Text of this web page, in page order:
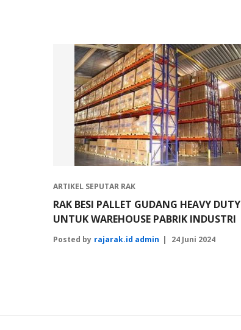
ARTIKEL SEPUTAR RAK
RAK BESI PALLET GUDANG HEAVY DUTY
UNTUK WAREHOUSE PABRIK INDUSTRI
Posted by rajarak.id admin 24 Juni 2024